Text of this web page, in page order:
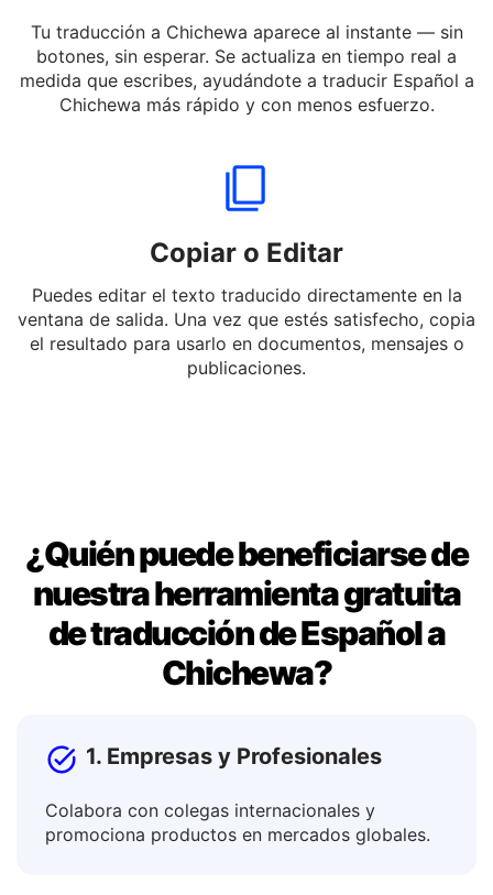
Ver Traducción
Tu traducción a Chichewa aparece al instante — sin
botones, sin esperar. Se actualiza en tiempo real a
Chichewa más rápido y con menos esfuerzo.
Copiar o Editar
Puedes editar el texto traducido directamente en la
ventana de salida. Una vez que estés satisfecho, copia
¿Quién puede beneficiarse de
nuestra herramienta gratuita
de traducción de Español a
1. Empresas y Profesionales